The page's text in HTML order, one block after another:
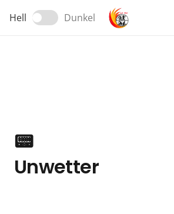
Hell Dunkel
📟
Unwetter